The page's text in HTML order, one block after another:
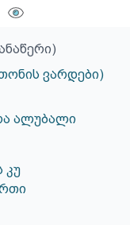
ვარდები)
ალუბალი
კუ